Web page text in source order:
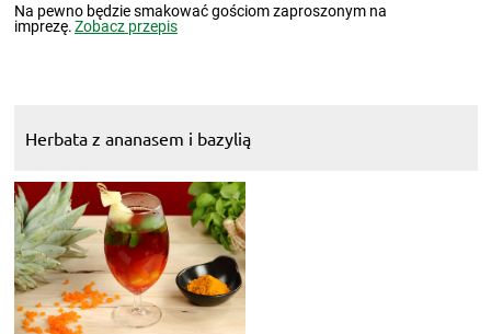
Na pewno będzie smakować gościom zaproszonym na
imprezę.Zobacz przepis
Herbata z ananasem i bazylią